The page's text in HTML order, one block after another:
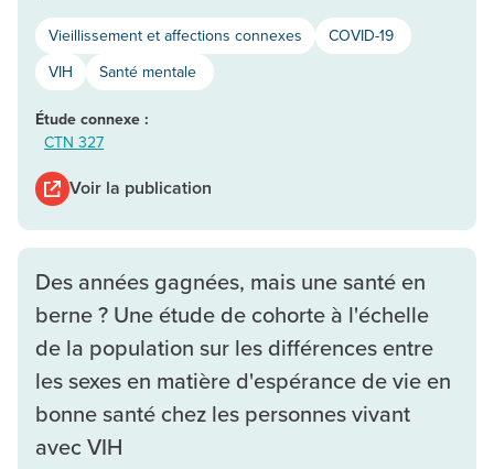
Vieillissement et affections connexes
COVID-19
VIH
Santé mentale
Étude connexe :
CTN 327
Voir la publication
Des années gagnées, mais une santé en
berne ? Une étude de cohorte à l'échelle
de la population sur les différences entre
les sexes en matière d'espérance de vie en
bonne santé chez les personnes vivant
avec VIH